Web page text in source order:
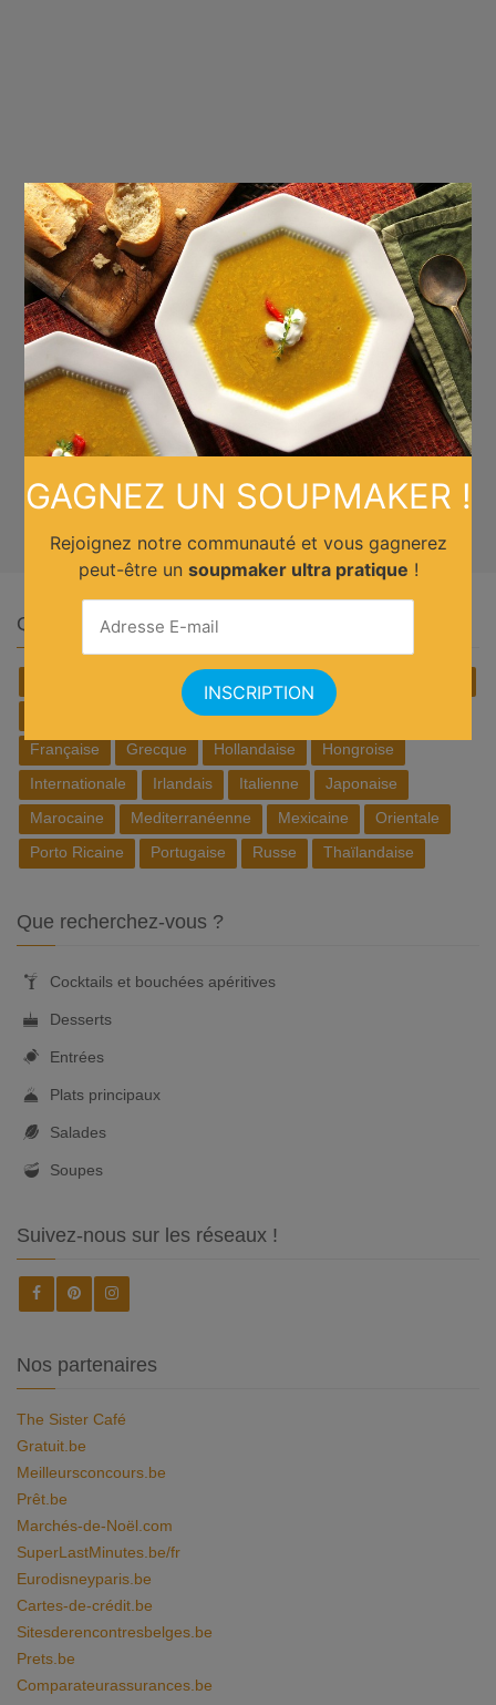
Quelle cuisine ?
Anglaise
Chinoise Cubaine
Française
Grecque Hollandaise
Hongroise
Internationale
Irlandais Italienne
Japonaise
Marocaine
Mediterranéenne Mexicaine
Orientale
Porto Ricaine
Portugaise Russe Thaïlandaise
Que recherchez-vous ?
Cocktails et bouchées apéritives
Desserts
Entrées
Plats principaux
Salades
Soupes
Suivez-nous sur les réseaux !
Nos partenaires
The Sister Café
Gratuit.be
Meilleursconcours.be
Prêt.be
Marchés-de-Noël.com
SuperLastMinutes.be/fr
Eurodisneyparis.be
Cartes-de-crédit.be
Sitesderencontresbelges.be
Prets.be
Comparateurassurances.be
GAGNEZ UN SOUPMAKER !
Rejoignez notre communauté et vous gagnerez
peut-être un soupmaker ultra pratique !
×